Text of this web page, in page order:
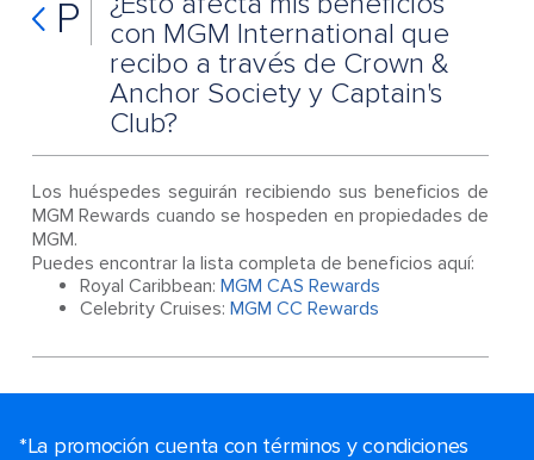
P
con MGM International que
recibo a través de Crown &
Anchor Society y Captain's
Club?
Los huéspedes seguirán recibiendo sus beneficios de
MGM Rewards cuando se hospeden en propiedades de
MGM.
Puedes encontrar la lista completa de beneficios aquí:
Royal Caribbean: MGM CAS Rewards
Celebrity Cruises: MGM CC Rewards
*La promoción cuenta con términos y condiciones